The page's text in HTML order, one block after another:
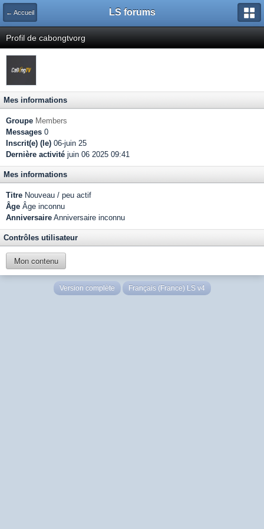
← Accueil LS forums
Profil de cabongtvorg
Mes informations
Groupe Members
Messages 0
Inscrit(e) (le) 06-juin 25
Dernière activité juin 06 2025 09:41
Mes informations
Titre Nouveau / peu actif
Âge Âge inconnu
Anniversaire Anniversaire inconnu
Contrôles utilisateur
Mon contenu
Version complète Français (France) LS v4